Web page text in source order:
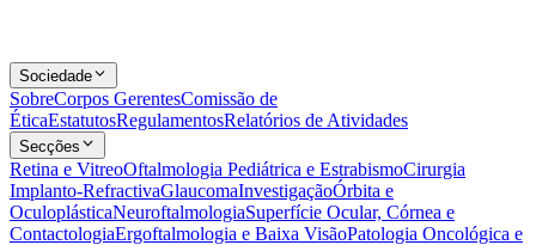
Sociedade
SobreCorpos GerentesComissão de
ÉticaEstatutosRegulamentosRelatórios de Atividades
Secções
Retina e VitreoOftalmologia Pediátrica e EstrabismoCirurgia
Implanto-RefractivaGlaucomaInvestigaçãoÓrbita e
OculoplásticaNeuroftalmologiaSuperfície Ocular, Córnea e
ContactologiaErgoftalmologia e Baixa VisãoPatologia Oncológica e